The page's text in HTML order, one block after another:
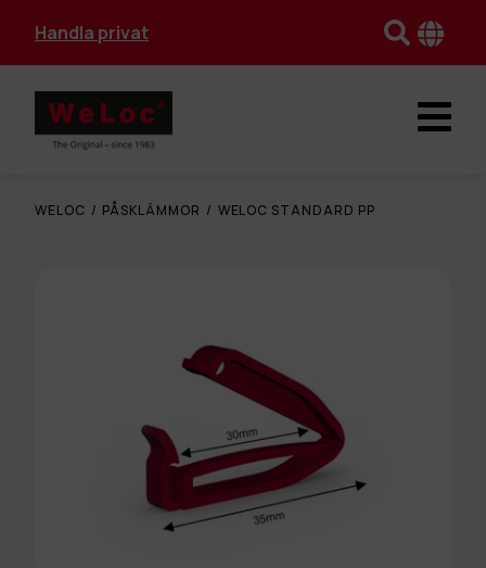
Handla privat
WELOC / PÅSKLÄMMOR / WELOC STANDARD PP